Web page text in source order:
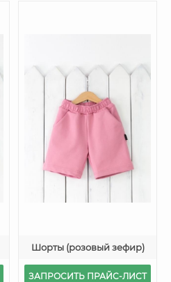
Шорты (розовый зефир)
ЗАПРОСИТЬ ПРАЙС-ЛИСТ